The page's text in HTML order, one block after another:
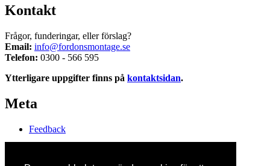
Kontakt
Frågor, funderingar, eller förslag?
Email: info@fordonsmontage.se
Telefon: 0300 - 566 595
Ytterligare uppgifter finns på kontaktsidan.
Meta
Feedback